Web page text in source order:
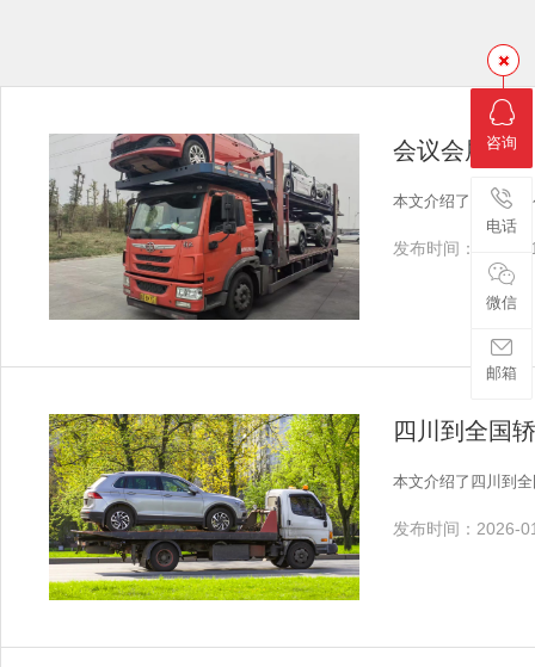
会议会展公
本文介绍了会议会
发布时间：2026-
四川到全国
本文介绍了四川到
发布时间：2026-
咨询
电话
微信
邮箱